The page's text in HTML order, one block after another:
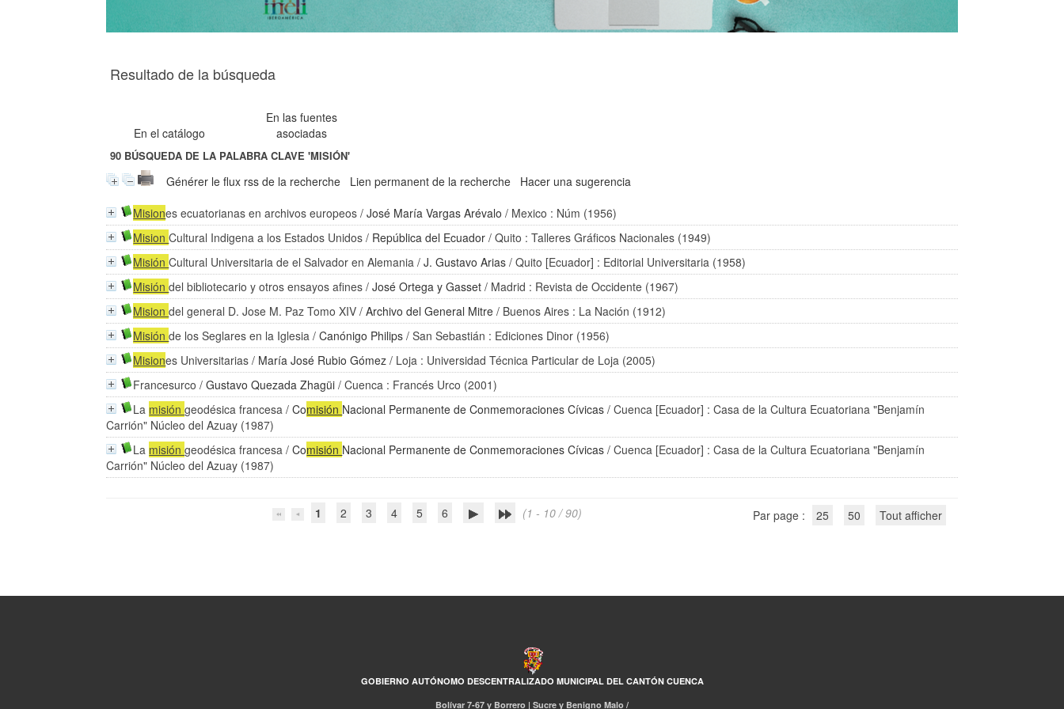
Resultado de la búsqueda
En el catálogo
En las fuentes
asociadas
90 BÚSQUEDA DE LA PALABRA CLAVE'MISIÓN'
Générer le flux rss de la recherche Lien permanent de la recherche
Hacer una sugerencia
Misiones ecuatorianas en archivos europeos /José María Vargas Arévalo / Mexico : Núm (1956)
MisionCultural Indigena a los Estados Unidos / República del Ecuador / Quito : Talleres Gráficos Nacionales (1949)
MisiónCultural Universitaria de el Salvador en Alemania /J. Gustavo Arias / Quito [Ecuador] : Editorial Universitaria (1958)
Misióndel bibliotecario y otros ensayos afines /José Ortega y Gasset / Madrid : Revista de Occidente (1967)
Misiondel general D. Jose M. Paz Tomo XIV /Archivo del General Mitre / Buenos Aires : La Nación (1912)
Misiónde los Seglares en la Iglesia /Canónigo Philips / San Sebastián : Ediciones Dinor (1956)
Misiones Universitarias / María José Rubio Gómez / Loja : Universidad Técnica Particular de Loja (2005)
Francesurco /Gustavo Quezada Zhagüi / Cuenca : Francés Urco (2001)
La misióngeodésica francesa /Comisión Nacional Permanente de Conmemoraciones Cívicas / Cuenca [Ecuador] : Casa de la Cultura Ecuatoriana "Benjamín
Carrión" Núcleo del Azuay (1987)
La misióngeodésica francesa /Comisión Nacional Permanente de Conmemoraciones Cívicas / Cuenca [Ecuador] : Casa de la Cultura Ecuatoriana "Benjamín
Carrión" Núcleo del Azuay (1987)
1 2 3 4 5 6 (1 - 10 / 90) Par page : 25 50 Tout afficher
GOBIERNO AUTÓNOMO DESCENTRALIZADO MUNICIPAL DEL CANTÓN CUENCA
Bolívar 7-67 y Borrero | Sucre y Benigno Malo /